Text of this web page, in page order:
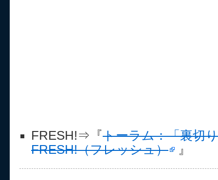
FRESH!⇒『トーラム：「裏切
FRESH!（フレッシュ）
』